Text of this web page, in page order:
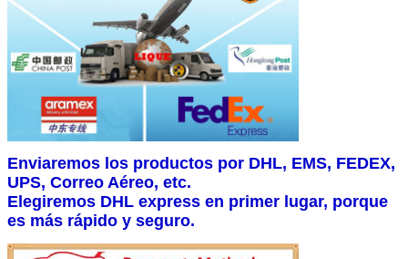
Enviaremos los productos por DHL, EMS, FEDEX,
UPS, Correo Aéreo, etc.
Elegiremos DHL express en primer lugar, porque
es más rápido y seguro.